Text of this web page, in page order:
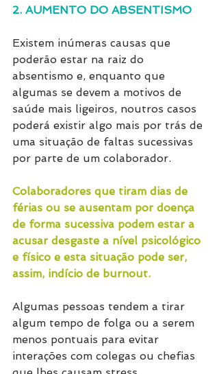
2. AUMENTO DO ABSENTISMO
Existem inúmeras causas que
poderão estar na raiz do
absentismo e, enquanto que
algumas se devem a motivos de
saúde mais ligeiros, noutros casos
poderá existir algo mais por trás de
uma situação de faltas sucessivas
por parte de um colaborador.
Colaboradores que tiram dias de
férias ou se ausentam por doença
de forma sucessiva podem estar a
acusar desgaste a nível psicológico
e físico e esta situação pode ser,
assim, indício de burnout.
Algumas pessoas tendem a tirar
algum tempo de folga ou a serem
menos pontuais para evitar
interações com colegas ou chefias